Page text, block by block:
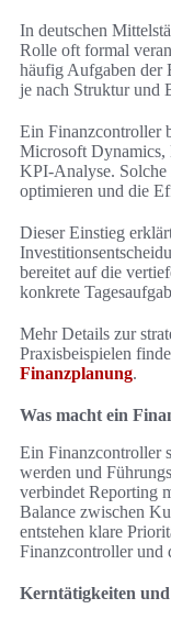
In deutschen
Rolle oft formal
häufig Aufgaben der
je nach Struktur und
Ein Finanzcontroller
Microsoft
KPI-Analyse. Solche
optimieren und die
Dieser Einstieg
bereitet auf die
konkrete
Mehr Details zur
Praxisbeispielen
Finanzplanung.
Was macht ein
Ein Finanzcontroller
werden und
verbindet Reporting
Balance zwischen
entstehen klare
Finanzcontroller und
Kerntätigkeiten